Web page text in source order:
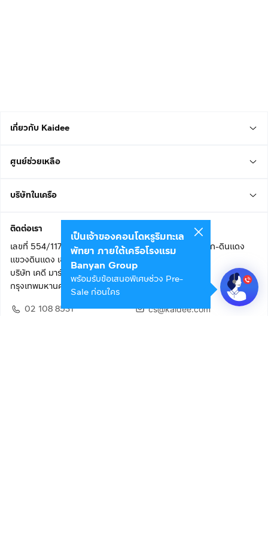
เกี่ยวกับ Kaidee
ศูนย์ช่วยเหลือ
บริษัทในเครือ
ติดต่อเรา
เลขที่ 554/117 อาคารสกายไนน์ เซ็นเตอร์ ชั้น 22 ถนนอโศก-ดินแดง
แขวงดินแดง เขตดินแดง
บริษัท เคดี มาร์เก็ตเพลส จำกัด (สำนักงานใหญ่)
กรุงเทพมหานคร 10400
02 108 8531
cs@kaidee.com
เป็นเจ้าของคอนโดหรูริมทะเล
พัทยา ภายใต้เครือโรงแรม
Banyan Group
พร้อมรับข้อเสนอพิเศษช่วง Pre-
Sale ก่อนใคร